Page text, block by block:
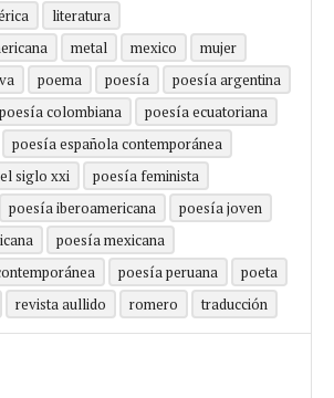
literatura
metal mexico
mujer
poema poesía
poesía argentina
poesía colombiana
poesía ecuatoriana
poesía española contemporánea
siglo xxi
poesía feminista
poesía iberoamericana
poesía joven
poesía mexicana
poesía peruana
poeta
revista aullido romero traducción